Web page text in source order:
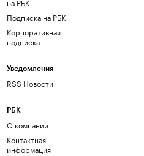
на РБК
Подписка на РБК
Корпоративная
подписка
Уведомления
RSS Новости
РБК
О компании
Контактная
информация